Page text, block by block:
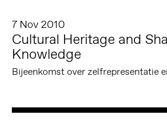
7 Nov 2010
Cultural Heritage and
Knowledge
Bijeenkomst over zelfrepresentatie